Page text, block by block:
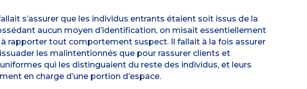
s’assurer que les individus entrants étaient soit issus de la
aucun moyen d’identification, on misait essentiellement
rapporter tout comportement suspect. Il fallait à la fois assurer
les malintentionnés que pour rassurer clients et
qui les distinguaient du reste des individus, et leurs
en charge d’une portion d’espace.